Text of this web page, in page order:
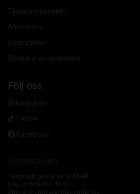
Tipsa om nyheter!
Annonsera
Synpunkter
Skicka in en insändare
Följ oss
Instagram
TikTok
Facebook
Telgenytt ges ut av TNM AB.
Org. nr: 559284-1828
Ansvarig utgivare: Alexander Isa